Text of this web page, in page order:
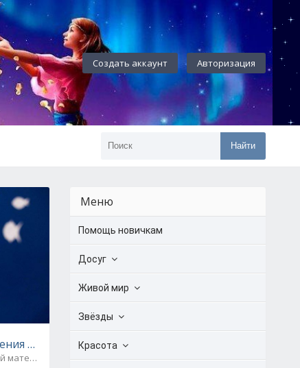
Создать аккаунт Авторизация
Найти
детской
Бросовый материал / Идеи для дома 0
Меню
Помощь новичкам
Досуг
Живой мир
Звёзды
Красота